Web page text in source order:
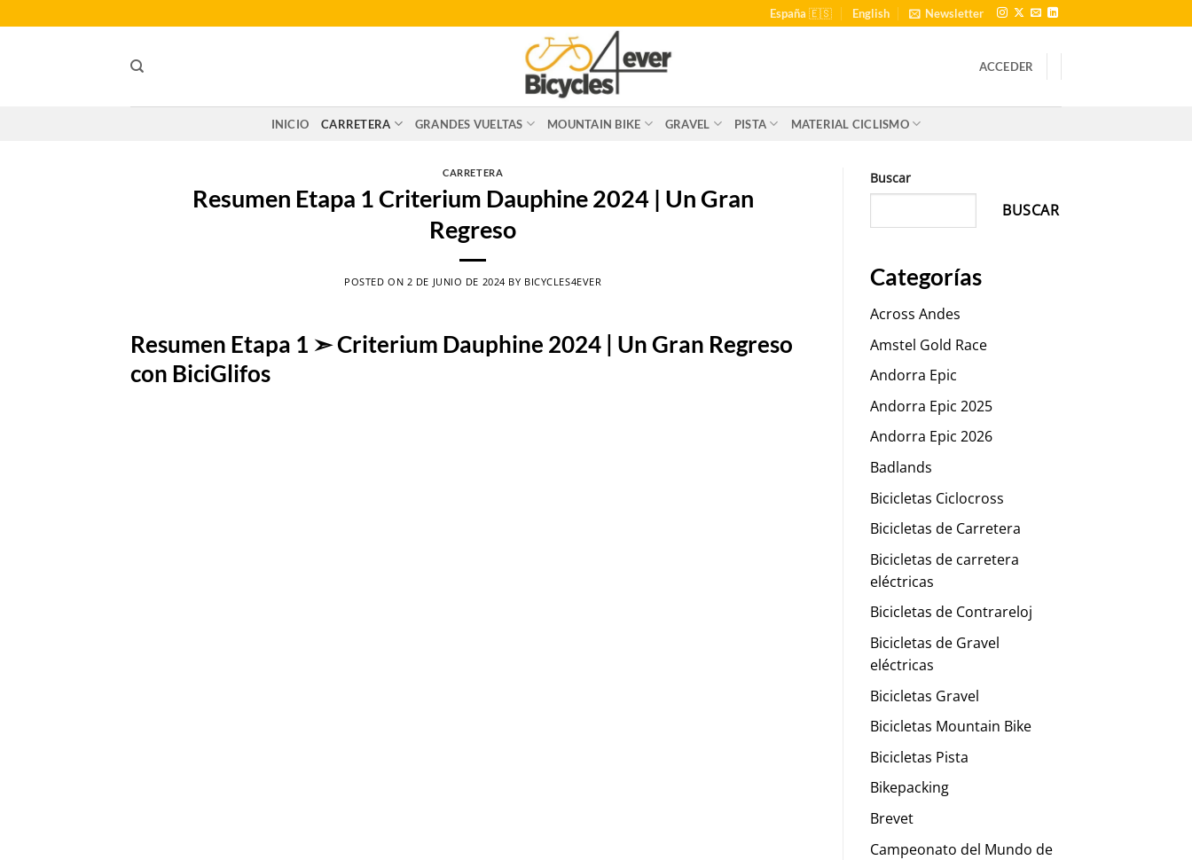
al
España 🇪🇸 English Newsletter
ACCEDER
INICIO CARRETERA GRANDES VUELTAS MOUNTAIN BIKE GRAVEL PISTA MATERIAL CICLISMO
CARRETERA
Resumen Etapa 1 Criterium Dauphine 2024 | Un Gran
Regreso
POSTED ON 2 DE JUNIO DE 2024 BY BICYCLES4EVER
Resumen Etapa 1 ➣ Criterium Dauphine 2024 | Un Gran Regreso
con BiciGlifos
Buscar
BUSCAR
Categorías
Across Andes
Amstel Gold Race
Andorra Epic
Andorra Epic 2025
Andorra Epic 2026
Badlands
Bicicletas Ciclocross
Bicicletas de Carretera
Bicicletas de carretera
eléctricas
Bicicletas de Contrareloj
Bicicletas de Gravel
eléctricas
Bicicletas Gravel
Bicicletas Mountain Bike
Bicicletas Pista
Bikepacking
Brevet
Campeonato del Mundo de